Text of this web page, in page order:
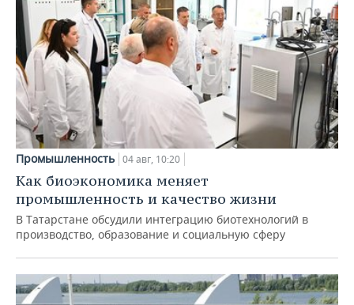
Промышленность 04 авг, 10:20
Как биоэкономика меняет
промышленность и качество жизни
В Татарстане обсудили интеграцию биотехнологий в
производство, образование и социальную сферу